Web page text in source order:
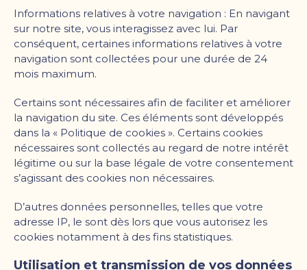
Informations relatives à votre navigation : En navigant
sur notre site, vous interagissez avec lui. Par
conséquent, certaines informations relatives à votre
navigation sont collectées pour une durée de 24
mois maximum.
Certains sont nécessaires afin de faciliter et améliorer
la navigation du site. Ces éléments sont développés
dans la « Politique de cookies ». Certains cookies
nécessaires sont collectés au regard de notre intérêt
légitime ou sur la base légale de votre consentement
s’agissant des cookies non nécessaires.
D’autres données personnelles, telles que votre
adresse IP, le sont dès lors que vous autorisez les
cookies notamment à des fins statistiques.
Utilisation et transmission de vos données